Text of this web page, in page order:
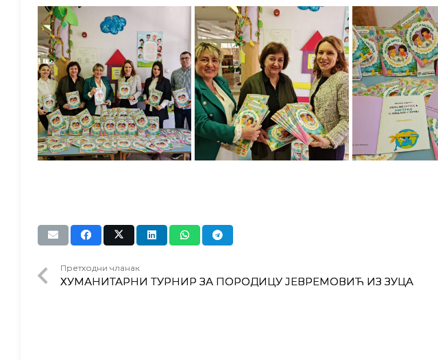
Претходни чланак
ХУМАНИТАРНИ ТУРНИР ЗА ПОРОДИЦУ ЈЕВРЕМОВИЋ ИЗ ЗУЦА